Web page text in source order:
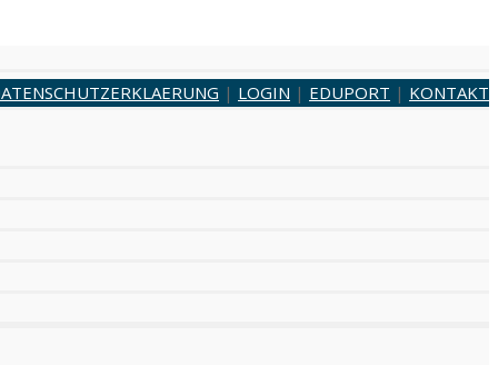
| LOGIN | EDUPORT | KONTAKT